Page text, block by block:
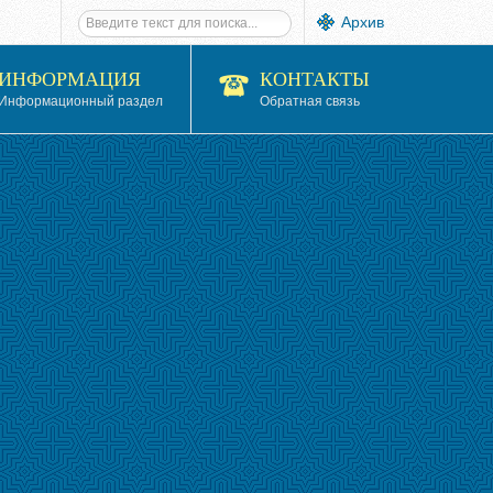
Архив
Информационный раздел
КОНТАКТЫ
Обратная связь